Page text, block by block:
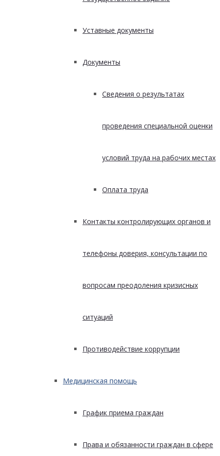
Уставные документы
Документы
Сведения о результатах
проведения специальной оценки
условий труда на рабочих местах
Оплата труда
Контакты контролирующих органов и
телефоны доверия, консультации по
вопросам преодоления кризисных
ситуаций
Противодействие коррупции
Медицинская помощь
График приема граждан
Права и обязанности граждан в сфере